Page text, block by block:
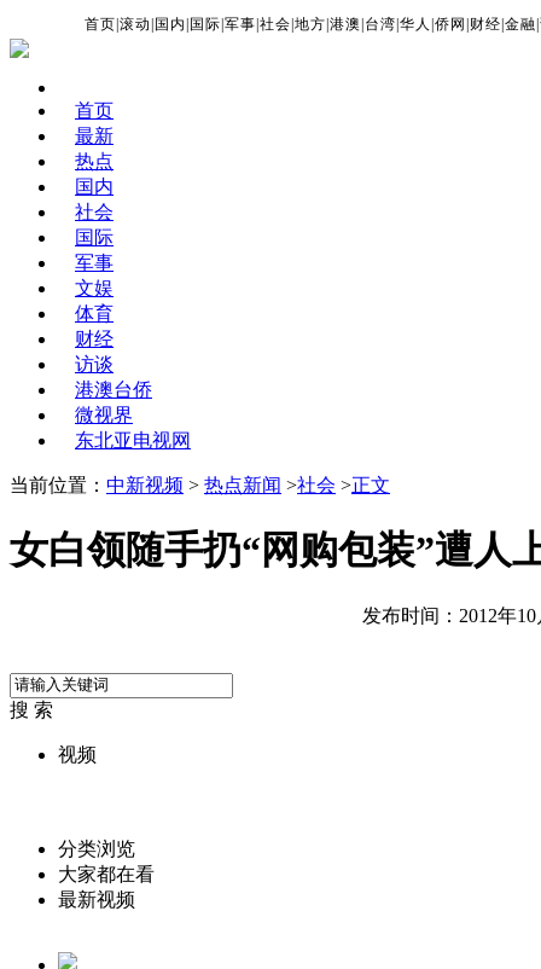
首页 |滚动 国内 国际 |军事 |社会 |地方 |港澳 台湾 |华人 |侨网 财经 |金融 |
首页
最新
热点
国内
社会
国际
军事
文娱
体育
财经
访谈
港澳台侨
微视界
东北亚电视网
当前位置： 中新视频 > 热点新闻 >社会 >正文
女白领随手扔“网购包装”遭人
发布时间：2012年10
搜 索
视频
分类浏览
大家都在看
最新视频